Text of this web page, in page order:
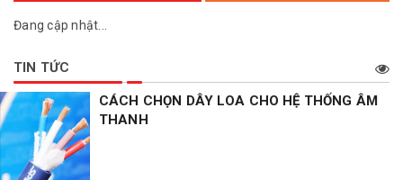
Đang cập nhật...
TIN TỨC
CÁCH CHỌN DÂY LOA CHO HỆ THỐNG ÂM
THANH